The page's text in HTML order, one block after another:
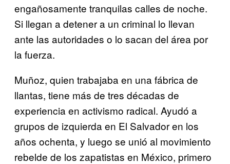
engañosamente tranquilas calles de noche.
Si llegan a detener a un criminal lo llevan
ante las autoridades o lo sacan del área por
la fuerza.
Muñoz, quien trabajaba en una fábrica de
llantas, tiene más de tres décadas de
experiencia en activismo radical. Ayudó a
grupos de izquierda en El Salvador en los
años ochenta, y luego se unió al movimiento
rebelde de los zapatistas en México, primero